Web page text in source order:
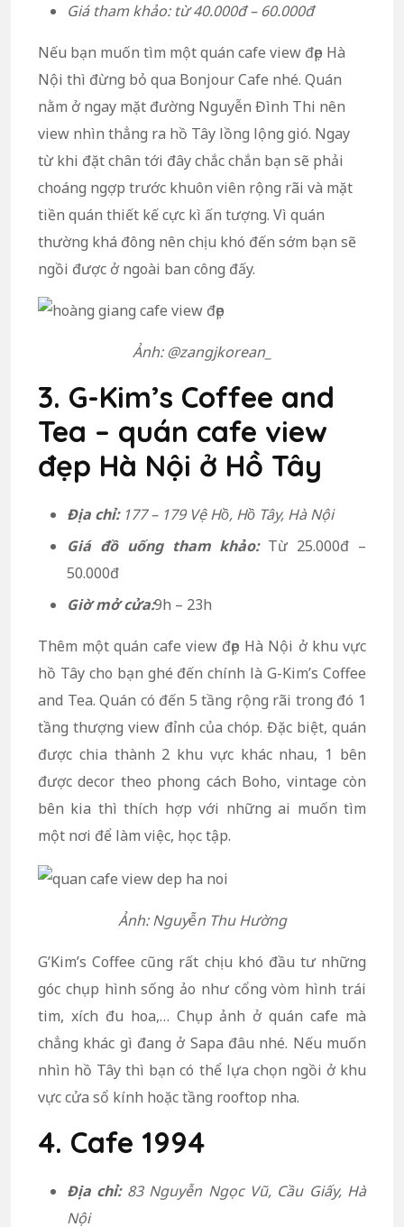
Giá tham khảo: từ 40.000đ – 60.000đ
Nếu bạn muốn tìm một quán cafe view đẹp Hà
Nội thì đừng bỏ qua Bonjour Cafe nhé. Quán
nằm ở ngay mặt đường Nguyễn Đình Thi nên
view nhìn thẳng ra hồ Tây lồng lộng gió. Ngay
từ khi đặt chân tới đây chắc chắn bạn sẽ phải
choáng ngợp trước khuôn viên rộng rãi và mặt
tiền quán thiết kế cực kì ấn tượng. Vì quán
thường khá đông nên chịu khó đến sớm bạn sẽ
ngồi được ở ngoài ban công đấy.
Ảnh: @zangjkorean_
3. G-Kim’s Coffee and
Tea – quán cafe view
đẹp Hà Nội ở Hồ Tây
Địa chỉ: 177 – 179 Vệ Hồ, Hồ Tây, Hà Nội
Giá đồ uống tham khảo:Từ 25.000đ –
50.000đ
Giờ mở cửa:9h – 23h
Thêm một quán cafe view đẹp Hà Nội ở khu vực
hồ Tây cho bạn ghé đến chính là G-Kim’s Coffee
and Tea. Quán có đến 5 tầng rộng rãi trong đó 1
tầng thượng view đỉnh của chóp. Đặc biệt, quán
được chia thành 2 khu vực khác nhau, 1 bên
được decor theo phong cách Boho, vintage còn
bên kia thì thích hợp với những ai muốn tìm
một nơi để làm việc, học tập.
Ảnh: Nguyễn Thu Hường
G’Kim’s Coffee cũng rất chịu khó đầu tư những
góc chụp hình sống ảo như cổng vòm hình trái
tim, xích đu hoa,… Chụp ảnh ở quán cafe mà
chẳng khác gì đang ở Sapa đâu nhé. Nếu muốn
nhìn hồ Tây thì bạn có thể lựa chọn ngồi ở khu
vực cửa sổ kính hoặc tầng rooftop nha.
4. Cafe 1994
Địa chỉ: 83 Nguyễn Ngọc Vũ, Cầu Giấy, Hà
Nội